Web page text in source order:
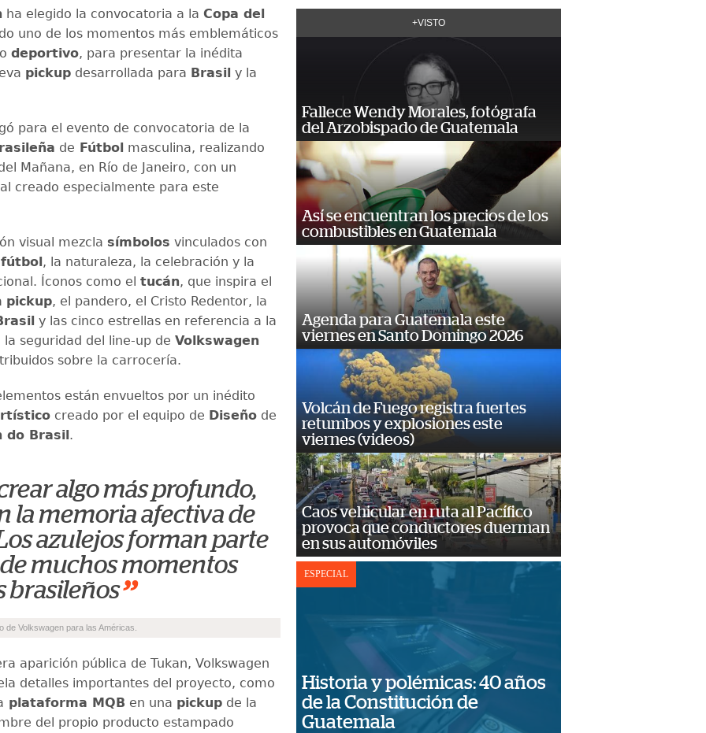
ha elegido la convocatoria a la Copa del
uno de los momentos más emblemáticos
deportivo, para presentar la inédita
pickup desarrollada para Brasil y la
para el evento de convocatoria de la
de Fútbol masculina, realizando
Mañana, en Río de Janeiro, con un
creado especialmente para este
visual mezcla símbolos vinculados con
fútbol, la naturaleza, la celebración y la
Íconos como el tucán, que inspira el
pickup, el pandero, el Cristo Redentor, la
y las cinco estrellas en referencia a la
la seguridad del line-up de Volkswagen
sobre la carrocería.
están envueltos por un inédito
creado por el equipo de Diseño de
do Brasil.
algo más profundo,
la memoria afectiva de
azulejos forman parte
muchos momentos
brasileños”
de Volkswagen para las Américas.
aparición pública de Tukan, Volkswagen
detalles importantes del proyecto, como
plataforma MQB en una pickup de la
del propio producto estampado
+VISTO
Fallece Wendy Morales, fotógrafa
del Arzobispado de Guatemala
Así se encuentran los precios de los
combustibles en Guatemala
Agenda para Guatemala este
viernes en Santo Domingo 2026
Volcán de Fuego registra fuertes
retumbos y explosiones este
viernes (videos)
Caos vehicular en ruta al Pacífico
provoca que conductores duerman
en sus automóviles
ESPECIAL
Historia y polémicas: 40 años
de la Constitución de
Guatemala